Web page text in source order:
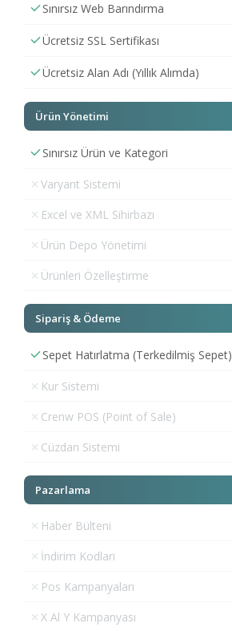
Sınırsız Web Barındırma
Ücretsiz SSL Sertifikası
Ücretsiz Alan Adı (Yıllık Alımda)
Ürün Yönetimi
Sınırsız Ürün ve Kategori
Varyant Sistemi
Excel ve XML Sihirbazı
Ürün Depo Yönetimi
Ürünleri Özelleştirme
Sipariş & Ödeme
Sepet Hatırlatma (Terkedilmiş Sepet)
Kur Sistemi
Crenw POS (Point of Sale)
Cüzdan Sistemi
Pazarlama
Haber Bülteni
İndirim Kodları
Pos Kampanyaları
X Al Y Kampanyası